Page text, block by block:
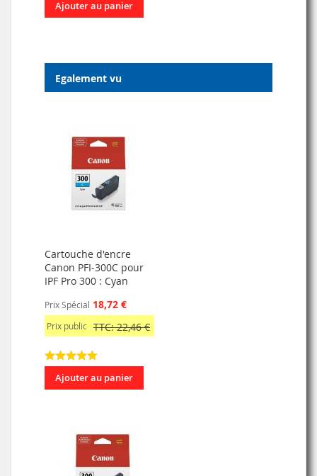
Ajouter au panier
Egalement vu
Cartouche d'encre
Canon PFI-300C pour
IPF Pro 300 : Cyan
Prix Spécial 18,72 €
Prix public TTC: 22,46 €
Ajouter au panier